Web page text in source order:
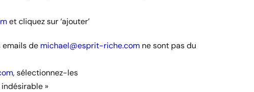
et cliquez sur ‘ajouter’
emails de michael@esprit-riche.comne sont pas du
, sélectionnez-les
»